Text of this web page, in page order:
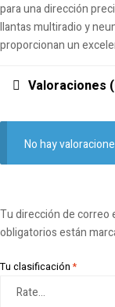
para una dirección
llantas multiradio y
proporcionan un
Valoraciones
No hay
Tu dirección de correo
obligatorios están
Tu clasificación*